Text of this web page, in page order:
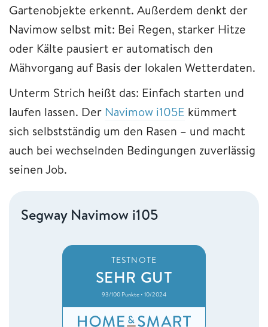
Gartenobjekte erkennt. Außerdem denkt der
Navimow selbst mit: Bei Regen, starker Hitze
oder Kälte pausiert er automatisch den
Mähvorgang auf Basis der lokalen Wetterdaten.
Unterm Strich heißt das: Einfach starten und
laufen lassen. Der Navimow i105E kümmert
sich selbstständig um den Rasen – und macht
auch bei wechselnden Bedingungen zuverlässig
seinen Job.
Segway Navimow i105
TESTNOTE
SEHR GUT
93/100 Punkte • 10/2024